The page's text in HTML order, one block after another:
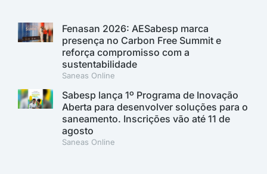
Fenasan 2026: AESabesp marca
presença no Carbon Free Summit e
reforça compromisso com a
sustentabilidade
Saneas Online
Sabesp lança 1º Programa de Inovação
Aberta para desenvolver soluções para o
saneamento. Inscrições vão até 11 de
agosto
Saneas Online